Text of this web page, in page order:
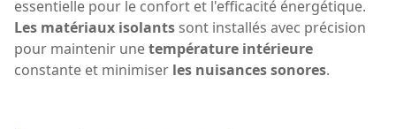
essentielle pour le confort et l'efficacité énergétique.
Les matériaux isolants sont installés avec précision
pour maintenir unetempérature intérieure
constante et minimiser les nuisances sonores.